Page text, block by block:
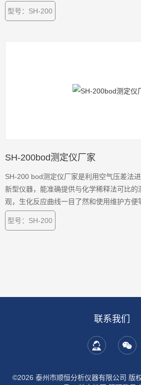
具。可广泛应用于环保监测、石油化工、
对水质的监测。
型号：SH-200
SH-200bod测定仪厂家
SH-200 bod测定仪厂家是利用空气压差法
新型仪器，能准确提供与化学稀释法可比的
观，生化反应曲线一目了然和使用维护方便
想工具。可广泛应用于环保监测、石油化
部门对水质的监测。
型号：SH-200
联系我们
©2026 泰州市顺恒分析仪器有限公司 版